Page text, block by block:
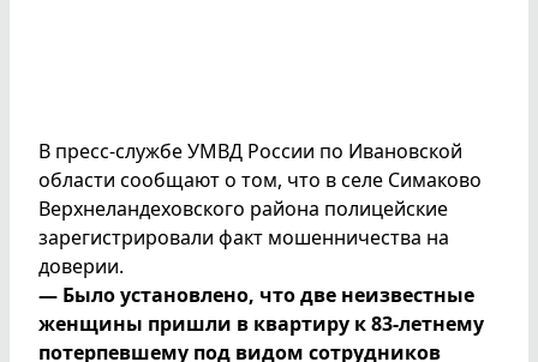
В пресс-службе УМВД России по Ивановской
области сообщают о том, что в селе Симаково
Верхнеландеховского района полицейские
зарегистрировали факт мошенничества на
доверии.
— Было установлено, что две неизвестные
женщины пришли в квартиру к 83-летнему
потерпевшему под видом сотрудников